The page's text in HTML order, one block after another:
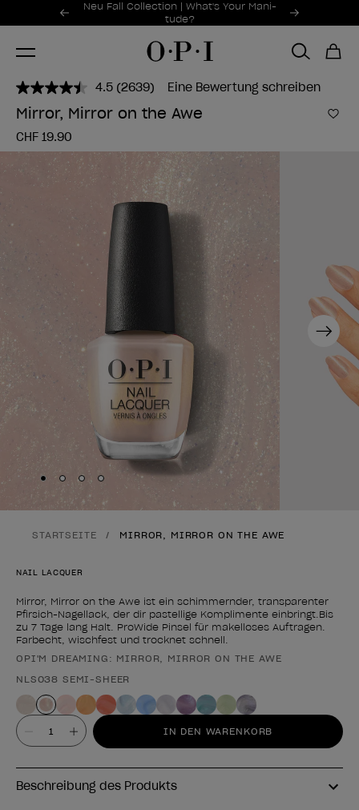
Sonderangebote
Neu Fall Collection | What's Your Mani-
tude?
Item 1 of 2
4.5 2639
Bewertungen
lesen..
gleichen
Seite.
(2639) Eine Bewertung schreiben
Mirror, Mirror on the Awe Zur
CHF 19.90
Next
Skip to slide 1
Skip to slide 2
Skip to slide
Skip to slide
STARTSEITE MIRROR, MIRROR ON THE AWE
NAIL LACQUER
Mirror, Mirror on the Awe ist ein schimmernder, transparenter
Pfirsich-Nagellack, der dir pastellige Komplimente einbringt.Bis
zu 7 Tage lang Halt. ProWide Pinsel für makelloses Auftragen.
Farbecht, wischfest und trocknet schnell.
Form des Produkts
OPI'M DREAMING: MIRROR, MIRROR ON THE AWE
NLS038 SEMI-SHEER
Wert IN DEN WARENKORB
Beschreibung des Produkts